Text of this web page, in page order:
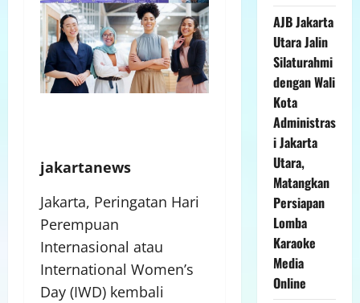
jakartanews
Jakarta, Peringatan Hari
Perempuan
Internasional atau
International Women’s
Day (IWD) kembali
AJB Jakarta
Utara Jalin
Silaturahmi
dengan Wali
Kota
Administras
i Jakarta
Utara,
Matangkan
Persiapan
Lomba
Karaoke
Media
Online